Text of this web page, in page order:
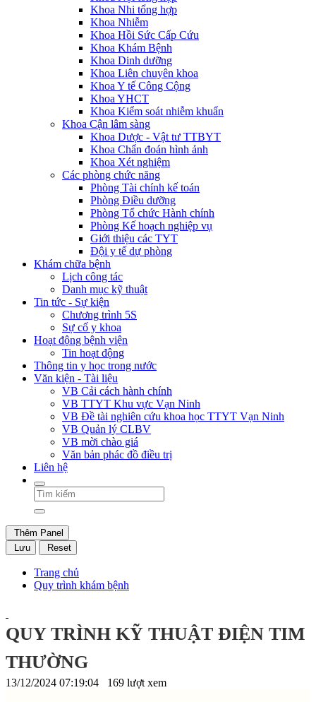
Khoa Nhi tổng hợp
Khoa Nhiễm
Khoa Hồi Sức Cấp Cứu
Khoa Khám Bệnh
Khoa Dinh dưỡng
Khoa Liên chuyên khoa
Khoa Y tế Công Cộng
Khoa YHCT
Khoa Kiểm soát nhiễm khuẩn
Khoa Cận lâm sàng
Khoa Dược - Vật tư TTBYT
Khoa Chẩn đoán hình ảnh
Khoa Xét nghiệm
Các phòng chức năng
Phòng Tài chính kế toán
Phòng Điều dưỡng
Phòng Tổ chức Hành chính
Phòng Kế hoạch nghiệp vụ
Giới thiệu các TYT
Đội y tế dự phòng
Khám chữa bệnh
Lịch công tác
Danh mục kỹ thuật
Tin tức - Sự kiện
Chương trình 5S
Sự cố y khoa
Hoạt động bệnh viện
Tin hoạt động
Thông tin y học trong nước
Văn kiện - Tài liệu
VB Cải cách hành chính
VB TTYT Khu vực Vạn Ninh
VB Đề tài nghiên cứu khoa học TTYT Vạn Ninh
VB Quản lý CLBV
VB mời chào giá
Văn bản phác đồ điều trị
Liên hệ
Thêm Panel
Lưu
Reset
Trang chủ
Quy trình khám bệnh
QUY TRÌNH KỸ THUẬT ĐIỆN TIM
THƯỜNG
13/12/2024 07:19:04 169 lượt xem